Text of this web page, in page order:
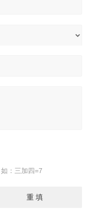
：三加四=7